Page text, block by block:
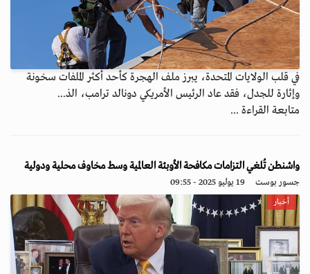
في قلب الولايات المتحدة، يبرز ملف الهجرة كأحد أكثر الملفات سخونة
وإثارة للجدل، فقد عاد الرئيس الأمريكي دونالد ترامب، الذ...
متابعة القراءة ...
واشنطن تُلغي التزامات مكافحة الأوبئة العالمية وسط مخاوف محلية ودولية
جسور بوست 19 يوليو 2025 - 09:55
أخبار